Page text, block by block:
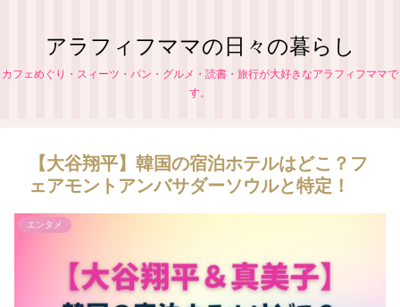
アラフィフママの日々の暮らし
カフェめぐり・スィーツ・パン・グルメ・読書・旅行が大好きなアラフィフママで
す。
【大谷翔平】韓国の宿泊ホテルはどこ？フ
ェアモントアンバサダーソウルと特定！
エンタメ